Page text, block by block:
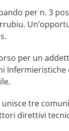
per n. 3
per un
tre
direttivi